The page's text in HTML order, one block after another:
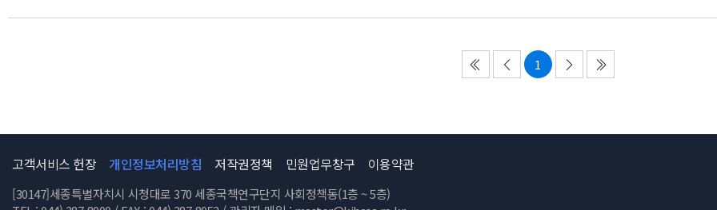
첫
로
이
지
1
다
지
끝
로
고객서비스 헌장 개인정보처리방침 저작권정책 민원업무창구 이용약관
[30147]세종특별자치시 시청대로 370 세종국책연구단지 사회정책동(1층 ~ 5층)